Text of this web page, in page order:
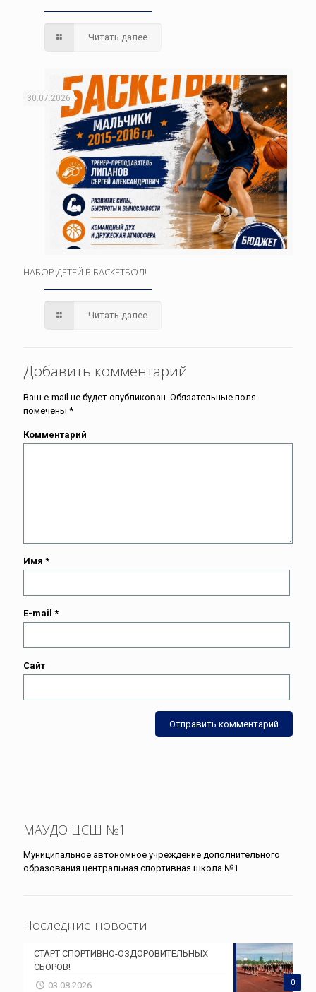
Читать далее
30.07.2026
НАБОР ДЕТЕЙ В БАСКЕТБОЛ!
Читать далее
Добавить комментарий
Ваш e-mail не будет опубликован. Обязательные поля
помечены *
Комментарий
Имя *
E-mail *
Сайт
МАУДО ЦСШ №1
Муниципальное автономное учреждение дополнительного
образования центральная спортивная школа №1
Последние новости
0
СТАРТ СПОРТИВНО-ОЗДОРОВИТЕЛЬНЫХ
СБОРОВ!
03.08.2026